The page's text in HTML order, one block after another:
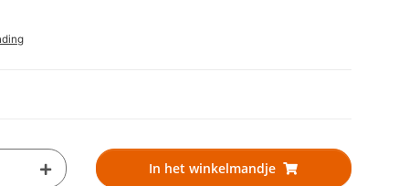
In het winkelmandje